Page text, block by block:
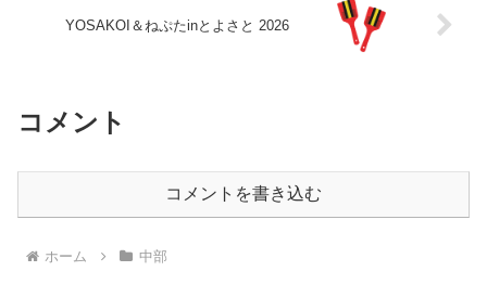
YOSAKOI＆ねぷたinとよさと 2026
コメント
コメントを書き込む
ホーム 中部